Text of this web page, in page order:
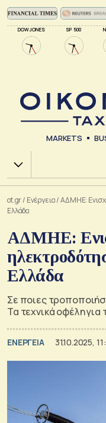
DOW JONES SP 500
MARKETS
Χ.Α.
ot.gr/ Ενέργεια/ΑΔΜΗΕ:
Ελλάδα
ΑΔΜΗΕ:
Ελλάδα
Σε ποιες
Τα τεχνικά οφέλη
ΕΝΕΡΓΕΙΑ 31.10.2025,